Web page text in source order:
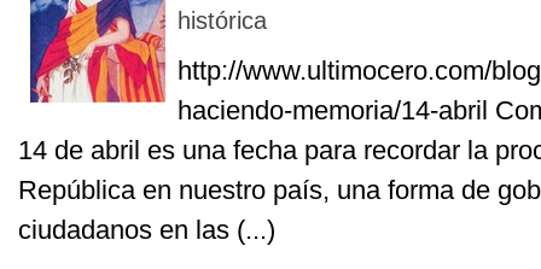
histórica
http://www.ultimocero.com/
haciendo-memoria/14-abril
14 de abril es una fecha para recordar la
República en nuestro país, una forma de
ciudadanos en las (...)